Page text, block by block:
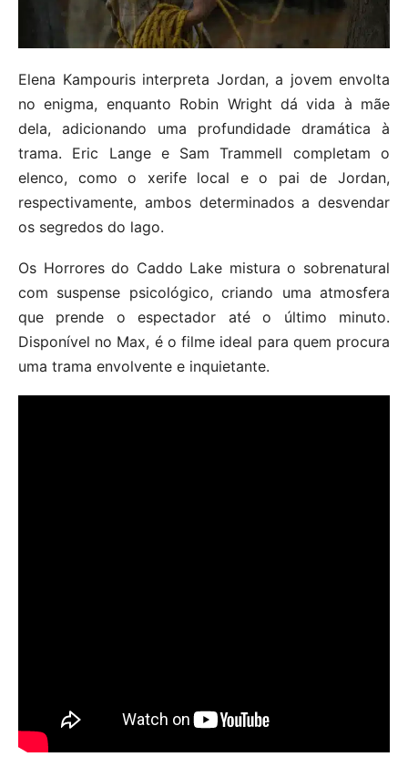
Elena Kampouris interpreta Jordan, a jovem envolta
no enigma, enquanto Robin Wright dá vida à mãe
dela, adicionando uma profundidade dramática à
trama. Eric Lange e Sam Trammell completam o
elenco, como o xerife local e o pai de Jordan,
respectivamente, ambos determinados a desvendar
os segredos do lago.
Os Horrores do Caddo Lake mistura o sobrenatural
com suspense psicológico, criando uma atmosfera
que prende o espectador até o último minuto.
Disponível no Max, é o filme ideal para quem procura
uma trama envolvente e inquietante.